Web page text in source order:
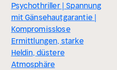
Psychothriller | Spannung
mit Gänsehautgarantie |
Kompromisslose
Ermittlungen, starke
Heldin, düstere
Atmosphäre